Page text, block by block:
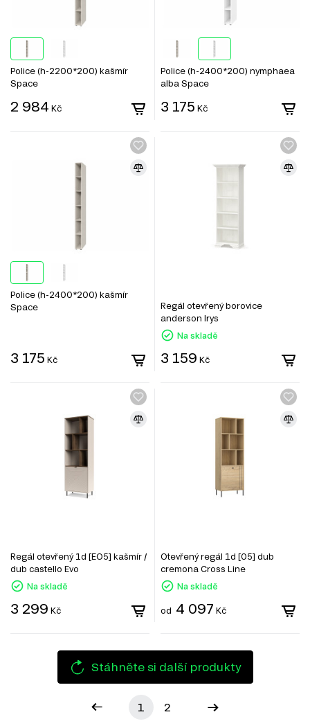
Police (h-2200*200) kašmír
Space
2 984 Kč
Police (h-2400*200) nymphaea
alba Space
3 175 Kč
Police (h-2400*200) kašmír
Space
3 175 Kč
Regál otevřený borovice
anderson Irys
Na skladě
3 159 Kč
Regál otevřený 1d [EO5] kašmír /
dub castello Evo
Na skladě
3 299 Kč
Otevřený regál 1d [05] dub
cremona Cross Line
Na skladě
od 4 097 Kč
Stáhněte si další produkty
1 2